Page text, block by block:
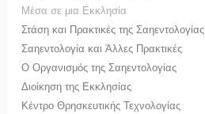
Μέσα σε μια Εκκλησία
Στάση και Πρακτικές της Σαηεντολογίας
Σαηεντολογία και Άλλες Πρακτικές
Ο Οργανισμός της Σαηεντολογίας
Διοίκηση της Εκκλησίας
Κέντρο Θρησκευτικής Τεχνολογίας